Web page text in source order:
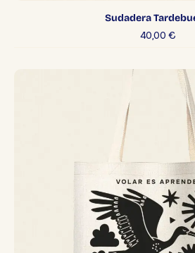
Sudadera
40,00 €